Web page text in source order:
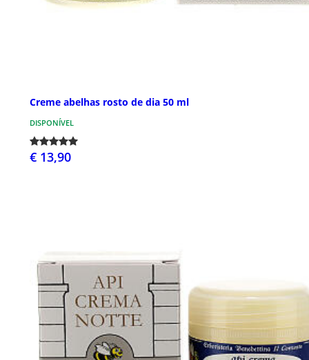
Creme abelhas rosto de dia 50 ml
DISPONÍVEL
€ 13,90